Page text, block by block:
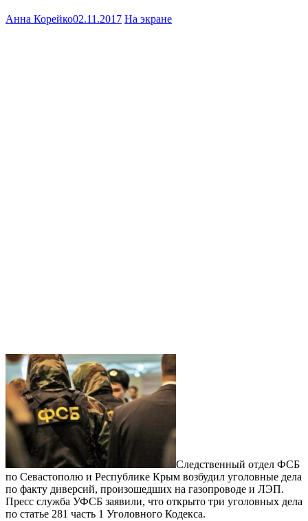
Анна Корейко02.11.2017 На экране
Следственный отдел ФСБ
по Севастополю и Республике Крым возбудил уголовные дела
по факту диверсий, произошедших на газопроводе и ЛЭП.
Пресс служба УФСБ заявили, что открыто три уголовных дела
по статье 281 часть 1 Уголовного Кодекса.